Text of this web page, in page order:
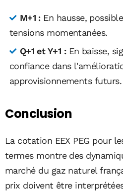
M+1 :En hausse,
tensions momentanées.
Q+1 et Y+1 :En baisse,
confiance dans
approvisionnements futurs.
Conclusion
La cotation EEX PEG pour
termes montre des
marché du gaz naturel
prix doivent être